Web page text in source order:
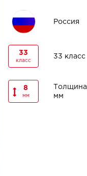
Россия
33
класс
33 класс
8
мм
Толщина
мм